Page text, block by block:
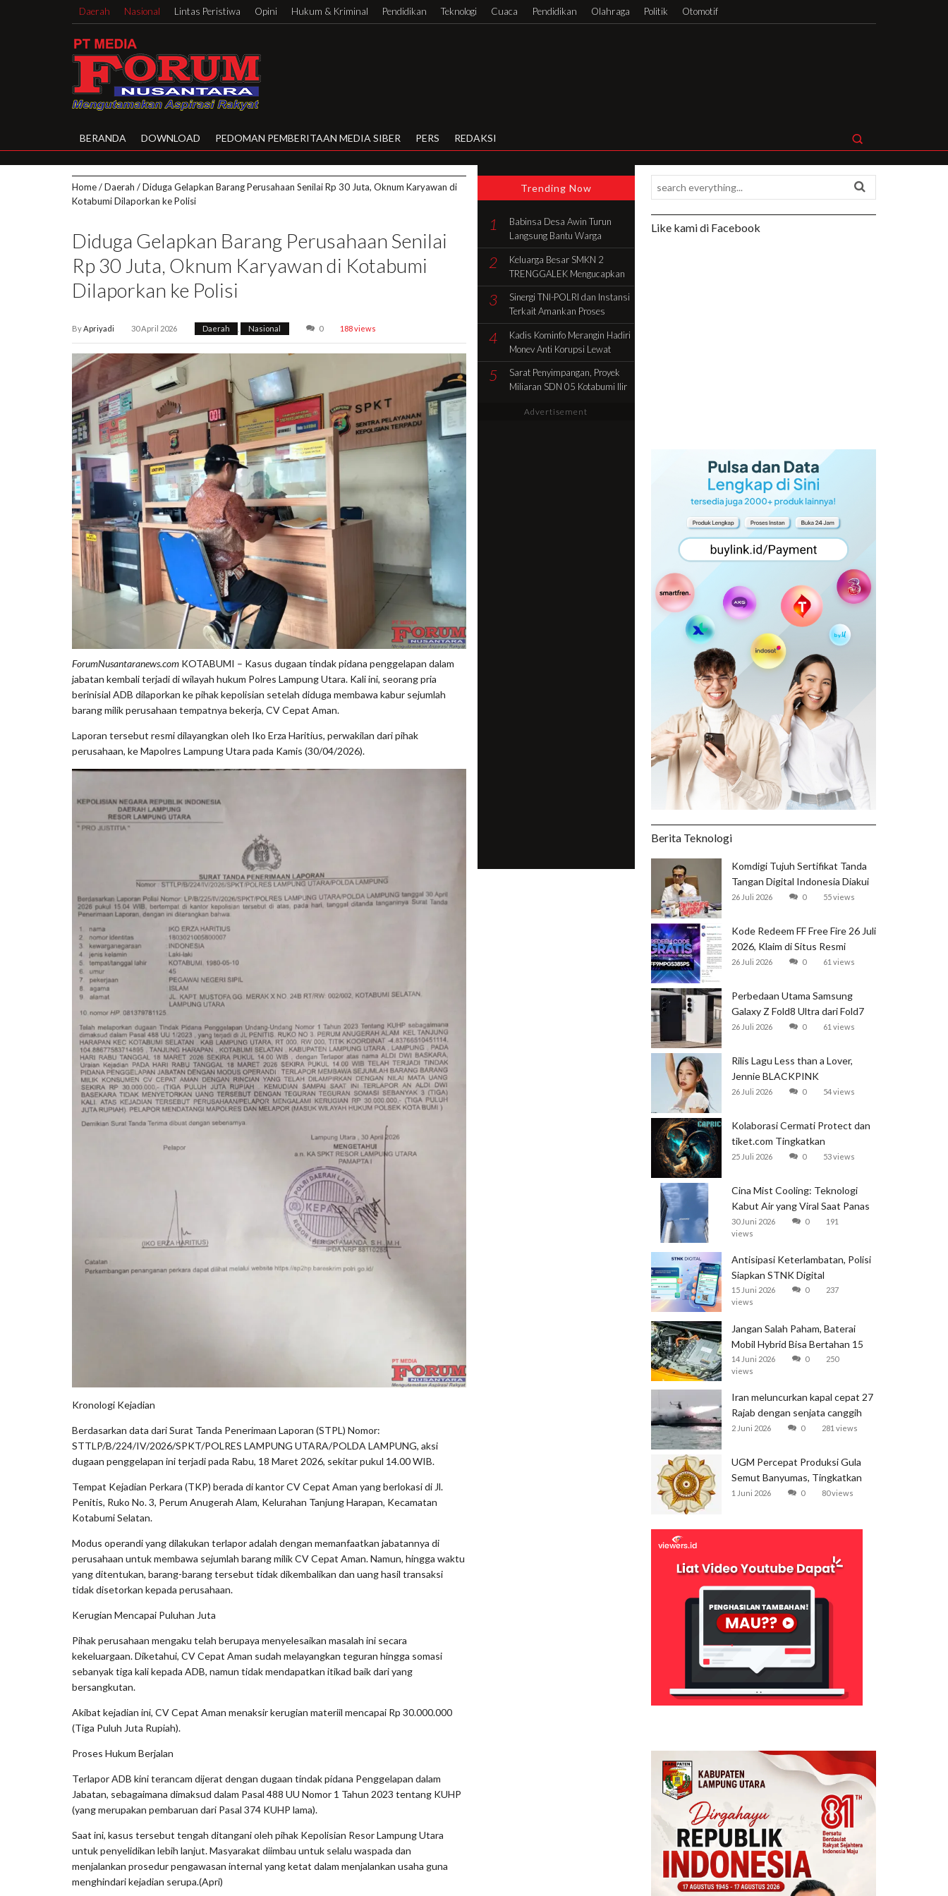
Daerah Nasional Lintas Peristiwa Opini Hukum & Kriminal Pendidikan Teknologi Cuaca Pendidikan Olahraga Politik Otomotif
BERANDA DOWNLOAD PEDOMAN PEMBERITAAN MEDIA SIBER PERS REDAKSI
Home/Daerah /Diduga Gelapkan Barang Perusahaan Senilai Rp 30 Juta, Oknum Karyawan di
Kotabumi Dilaporkan ke Polisi
Diduga Gelapkan Barang Perusahaan Senilai
Rp 30 Juta, Oknum Karyawan di Kotabumi
Dilaporkan ke Polisi
ByApriyadi 30 April 2026 Daerah Nasional 0 188 views
ForumNusantaranews.com KOTABUMI – Kasus dugaan tindak pidana penggelapan dalam
jabatan kembali terjadi di wilayah hukum Polres Lampung Utara. Kali ini, seorang pria
berinisial ADB dilaporkan ke pihak kepolisian setelah diduga membawa kabur sejumlah
barang milik perusahaan tempatnya bekerja, CV Cepat Aman.
Laporan tersebut resmi dilayangkan oleh Iko Erza Haritius, perwakilan dari pihak
perusahaan, ke Mapolres Lampung Utara pada Kamis (30/04/2026).
Kronologi Kejadian
Berdasarkan data dari Surat Tanda Penerimaan Laporan (STPL) Nomor:
STTLP/B/224/IV/2026/SPKT/POLRES LAMPUNG UTARA/POLDA LAMPUNG, aksi
dugaan penggelapan ini terjadi pada Rabu, 18 Maret 2026, sekitar pukul 14.00 WIB.
Tempat Kejadian Perkara (TKP) berada di kantor CV Cepat Aman yang berlokasi di Jl.
Penitis, Ruko No. 3, Perum Anugerah Alam, Kelurahan Tanjung Harapan, Kecamatan
Kotabumi Selatan.
Modus operandi yang dilakukan terlapor adalah dengan memanfaatkan jabatannya di
perusahaan untuk membawa sejumlah barang milik CV Cepat Aman. Namun, hingga waktu
yang ditentukan, barang-barang tersebut tidak dikembalikan dan uang hasil transaksi
tidak disetorkan kepada perusahaan.
Kerugian Mencapai Puluhan Juta
Pihak perusahaan mengaku telah berupaya menyelesaikan masalah ini secara
kekeluargaan. Diketahui, CV Cepat Aman sudah melayangkan teguran hingga somasi
sebanyak tiga kali kepada ADB, namun tidak mendapatkan itikad baik dari yang
bersangkutan.
Akibat kejadian ini, CV Cepat Aman menaksir kerugian materiil mencapai Rp 30.000.000
(Tiga Puluh Juta Rupiah).
Proses Hukum Berjalan
Terlapor ADB kini terancam dijerat dengan dugaan tindak pidana Penggelapan dalam
Jabatan, sebagaimana dimaksud dalam Pasal 488 UU Nomor 1 Tahun 2023 tentang KUHP
(yang merupakan pembaruan dari Pasal 374 KUHP lama).
Saat ini, kasus tersebut tengah ditangani oleh pihak Kepolisian Resor Lampung Utara
untuk penyelidikan lebih lanjut. Masyarakat diimbau untuk selalu waspada dan
menjalankan prosedur pengawasan internal yang ketat dalam menjalankan usaha guna
menghindari kejadian serupa.(Apri)
Trending Now
1
Babinsa Desa Awin Turun
Langsung Bantu Warga
Gotong Royong Bangun Rumah
di Batang Hari
2
Keluarga Besar SMKN 2
TRENGGALEK Mengucapkan
Selamat HUT Ke-81 RI
3
Sinergi TNI-POLRI dan Instansi
Terkait Amankan Proses
Pencocokan Fisik Objek
Sengketa di Kelurahan Selamat
4
Kadis Kominfo Merangin Hadiri
Monev Anti Korupsi Lewat
Zoom Dukung Penuh Desa
Sidolego Jadi Percontohan
Desa Anti Korupsi
5
Sarat Penyimpangan, Proyek
Miliaran SDN 05 Kotabumi Ilir
Advertisement
Like kami di Facebook
Berita Teknologi
Komdigi Tujuh Sertifikat Tanda
Tangan Digital Indonesia Diakui
Global
26 Juli 2026 0 55 views
Kode Redeem FF Free Fire 26 Juli
2026, Klaim di Situs Resmi
Garena
26 Juli 2026 0 61 views
Perbedaan Utama Samsung
Galaxy Z Fold8 Ultra dari Fold7
26 Juli 2026 0 61 views
Rilis Lagu Less than a Lover,
Jennie BLACKPINK
Mendominasi Tangga Lagu
26 Juli 2026 0 54 views
Kolaborasi Cermati Protect dan
tiket.com Tingkatkan
Perlindungan Perjalanan Kereta
25 Juli 2026 0 53 views
Cina Mist Cooling: Teknologi
Kabut Air yang Viral Saat Panas
Ekstrem
30 Juni 2026 0
191
views
Antisipasi Keterlambatan, Polisi
Siapkan STNK Digital
15 Juni 2026 0
237
views
Jangan Salah Paham, Baterai
Mobil Hybrid Bisa Bertahan 15
Tahun
14 Juni 2026 0
250
views
Iran meluncurkan kapal cepat 27
Rajab dengan senjata canggih
dan kecepatan tinggi
2 Juni 2026 0 281 views
UGM Percepat Produksi Gula
Semut Banyumas, Tingkatkan
Ekspor
1 Juni 2026 0 80 views